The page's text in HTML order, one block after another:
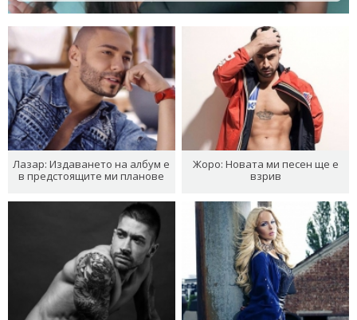
Лазар: Издаването на албум е
в предстоящите ми планове
Жоро: Новата ми песен ще е
взрив